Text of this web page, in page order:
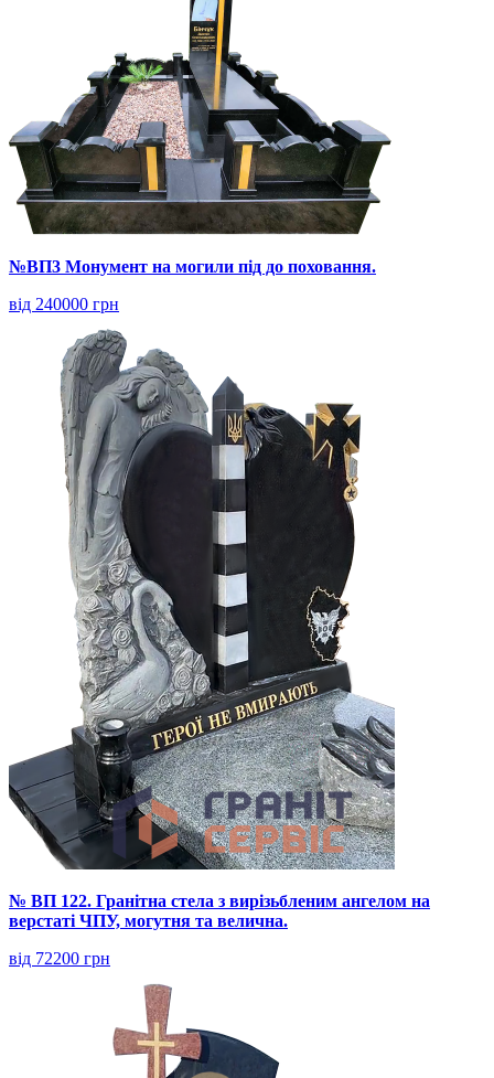
№ВП3 Монумент на могили під до поховання.
від 240000 грн
№ ВП 122. Гранітна стела з вирізьбленим ангелом на
верстаті ЧПУ, могутня та велична.
від 72200 грн